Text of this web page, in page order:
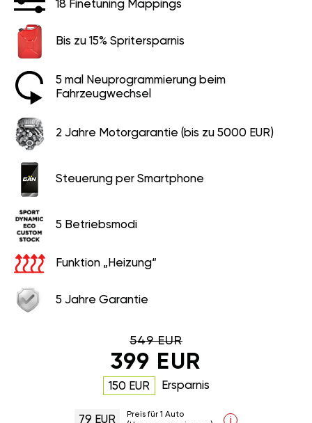
18 Finetuning Mappings
Bis zu 15% Spritersparnis
5 mal Neuprogrammierung beim
Fahrzeugwechsel
2 Jahre Motorgarantie (bis zu 5000 EUR)
Steuerung per Smartphone
5 Betriebsmodi
Funktion „Heizung“
5 Jahre Garantie
549 EUR
399 EUR
150 EUR Ersparnis
79 EUR
Preis für 1 Auto
i